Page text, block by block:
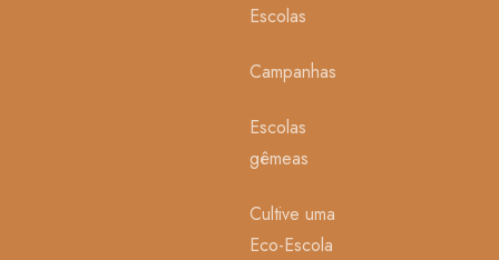
Escolas
Campanhas
Escolas
gêmeas
Cultive uma
Eco-Escola